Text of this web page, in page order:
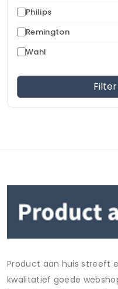
Philips
Remington
Wahl
Product aan huis streeft
kwalitatief goede